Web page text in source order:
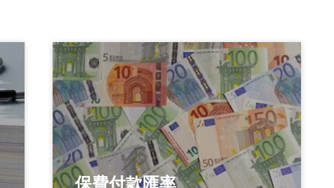
保費付款匯率